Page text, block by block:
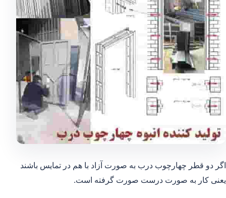
اگر دو قطر چهارچوب درب به صورت آزاد با هم در تمایس باشند
یعنی کار به صورت درست صورت گرفته است.